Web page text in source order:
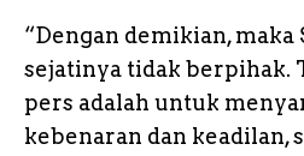
“Dengan demikian,
sejatinya tidak berpihak.
pers adalah untuk
kebenaran dan keadilan,